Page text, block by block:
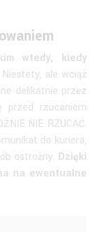
wtedy, kiedy
Niestety, ale wciąż
delikatnie przez
przed rzucaniem
NIE RZUCAĆ.
do kuriera,
ostrożny. Dzięki
na ewentualne